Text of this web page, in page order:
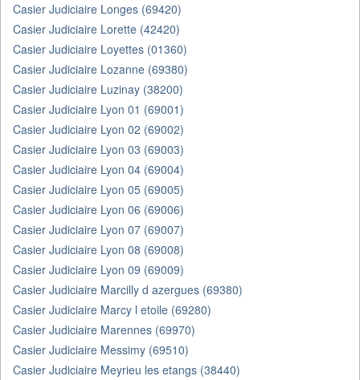
Casier Judiciaire Longes (69420)
Casier Judiciaire Lorette (42420)
Casier Judiciaire Loyettes (01360)
Casier Judiciaire Lozanne (69380)
Casier Judiciaire Luzinay (38200)
Casier Judiciaire Lyon 01 (69001)
Casier Judiciaire Lyon 02 (69002)
Casier Judiciaire Lyon 03 (69003)
Casier Judiciaire Lyon 04 (69004)
Casier Judiciaire Lyon 05 (69005)
Casier Judiciaire Lyon 06 (69006)
Casier Judiciaire Lyon 07 (69007)
Casier Judiciaire Lyon 08 (69008)
Casier Judiciaire Lyon 09 (69009)
Casier Judiciaire Marcilly d azergues (69380)
Casier Judiciaire Marcy l etoile (69280)
Casier Judiciaire Marennes (69970)
Casier Judiciaire Messimy (69510)
Casier Judiciaire Meyrieu les etangs (38440)